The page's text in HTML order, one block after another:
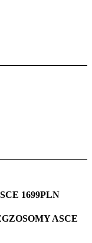
1699PLN
ASCE